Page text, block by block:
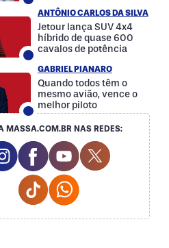
ANTÔNIO CARLOS DA SILVA
Jetour lança SUV 4x4
híbrido de quase 600
cavalos de potência
GABRIEL PIANARO
Quando todos têm o
mesmo avião, vence o
melhor piloto
MASSA.COM.BR NAS REDES:
Instagram Social Media
Facebook Social Media
Youtube Social
Twitter
Tiktok Social Media
Whatsapp